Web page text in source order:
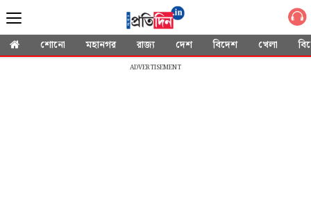
শোনো মহানগর রাজ্য দেশ বিদেশ খেলা
ADVERTISEMENT